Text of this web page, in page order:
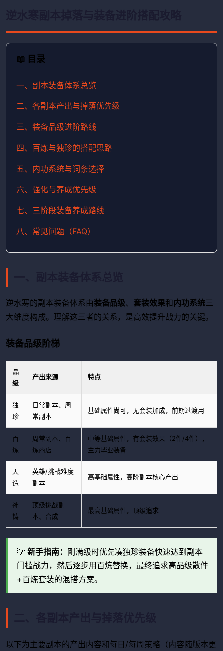
📖 目录
一、副本装备体系总览
二、各副本产出与掉落优先级
三、装备品级进阶路线
四、百炼与独珍的搭配思路
五、内功系统与词条选择
六、强化与养成优先级
七、三阶段装备养成路线
八、常见问题（FAQ）
逆水寒的副本装备体系由装备品级、 套装效果和内功系统三
大维度构成。理解这三者的关系，是高效提升战力的关键。
装备品级阶梯
品
级
产出来源 特点
独
珍
日常副本、周
常副本
基础属性尚可，无套装加成，前期过渡用
百
炼
周常副本、百
炼商店
中等基础属性，有套装效果（2件/4件），
主力毕业装备
天
造
英雄/挑战难度
副本
高基础属性，高阶副本核心产出
神
铸
顶级挑战副
本、合成
最高基础属性，顶级追求
💡 新手指南： 刚满级时优先凑独珍装备快速达到副本
门槛战力，然后逐步用百炼替换，最终追求高品级散件
+百炼套装的混搭方案。
以下为主要副本的产出内容和每日/每周策略（内容随版本更